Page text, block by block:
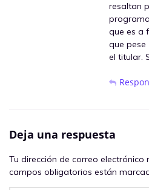
resaltan
que es a
que
el titular.
Deja una respuesta
Tu dirección de correo electrónico
campos obligatorios están